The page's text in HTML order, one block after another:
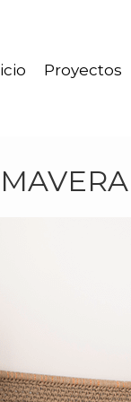
Proyectos